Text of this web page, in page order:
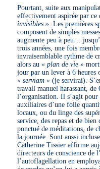
Pourtant, suite aux
effectivement aspirée par
invisibles » . Les premières
composent de simples
augmente peu à peu…
trois années, une fois
invraisemblable rythme de
alors au« plan de vie »
jour par un lever à 6 heures
« serviam » (je servirai).
travail manuel harassant, de
l’organisation. Il s’agit
auxiliaires d’une folle
locaux, ou du linge des
service, des repas et de bien
ponctué de méditations, de
la journée. Sont aussi
Catherine Tissier affirme
directeurs de conscience de
l’autoflagellation en